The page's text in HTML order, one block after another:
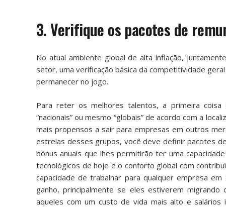
3. Verifique os pacotes de
No atual ambiente global de alta inflação,
setor, uma verificação básica da competitividade
permanecer no jogo.
Para reter os melhores talentos, a primeira coisa
“nacionais” ou mesmo “globais” de acordo com a
mais propensos a sair para empresas em outros
estrelas desses grupos, você deve definir pacotes
bónus anuais que lhes permitirão ter uma
tecnológicos de hoje e o conforto global com
capacidade de trabalhar para qualquer empresa
ganho, principalmente se eles estiverem
aqueles com um custo de vida mais alto e